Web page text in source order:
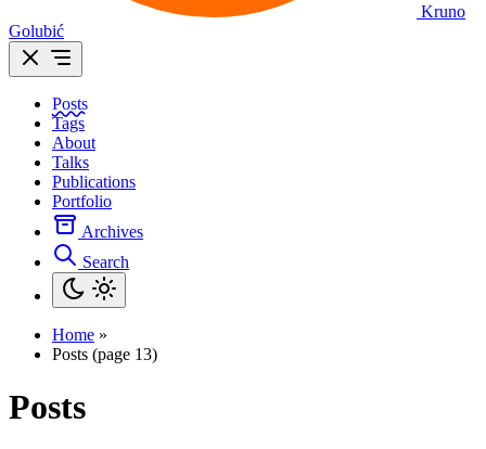
Kruno
Golubić
Posts
Tags
About
Talks
Publications
Portfolio
Archives
Search
Home »
Posts (page 13)
Posts